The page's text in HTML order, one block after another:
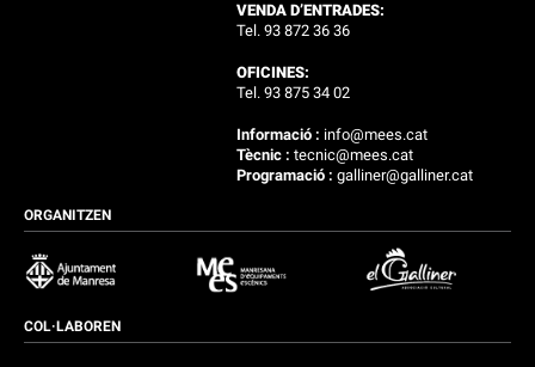
VENDA D’ENTRADES:
Tel. 93 872 36 36
OFICINES:
Tel. 93 875 34 02
Informació : info@mees.cat
Tècnic :tecnic@mees.cat
Programació :galliner@galliner.cat
ORGANITZEN
COL·LABOREN